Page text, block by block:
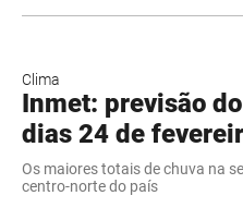
Clima
Inmet: previsão
dias 24 de
Os maiores totais de chuva na
centro-norte do país